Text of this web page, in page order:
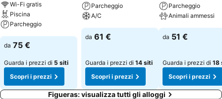
Wi-Fi gratis
Piscina
Parcheggio
da 75 €
Guarda i prezzi di 5 siti
Scopri i prezzi
Parcheggio
A/C
da 61 €
Guarda i prezzi di 14 siti
Scopri i prezzi
Parcheggio
Animali ammessi
da 51 €
Guarda i prezzi di 18
Scopri i prezzi
Figueras: visualizza tutti gli alloggi